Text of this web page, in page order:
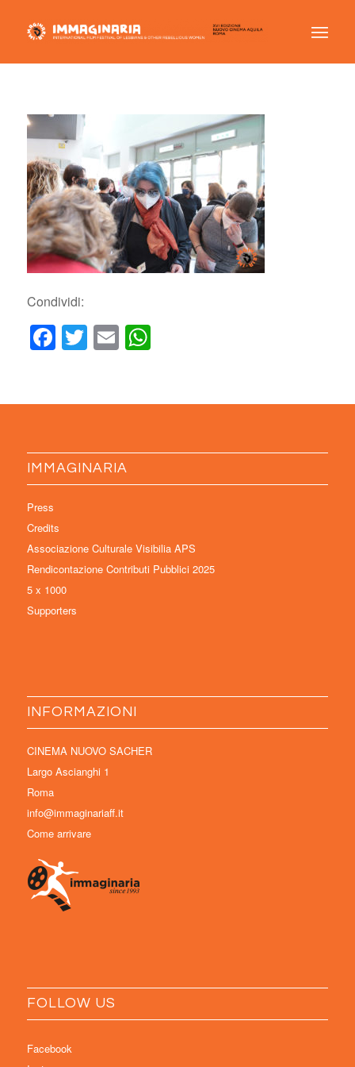
Condividi:
Facebook
Twitter
EmailWhatsApp
IMMAGINARIA
Press
Credits
Associazione Culturale Visibilia APS
Rendicontazione Contributi Pubblici 2025
5 x 1000
Supporters
INFORMAZIONI
CINEMA NUOVO SACHER
Largo Ascianghi 1
Roma
info@immaginariaff.it
Come arrivare
FOLLOW US
Facebook